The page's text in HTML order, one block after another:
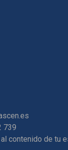
739
contenido de tu